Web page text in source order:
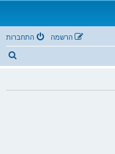
התחברות הרשמה